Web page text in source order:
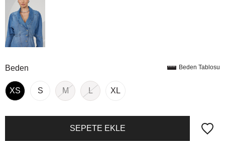
Beden
XS S M L XL
Beden Tablosu